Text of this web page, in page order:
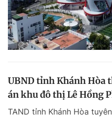
UBND tỉnh Khánh Hòa
án khu đô thị Lê Hồng
TAND tỉnh Khánh Hòa